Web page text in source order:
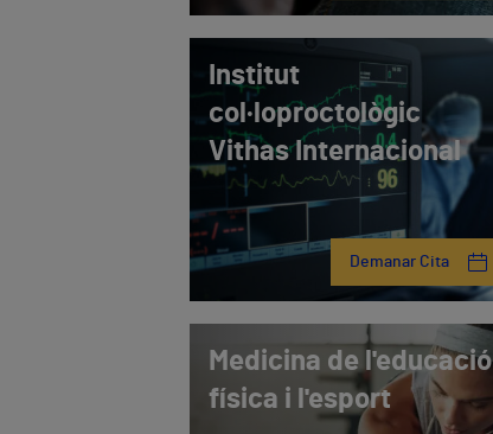
Institut
col·loproctològic
Vithas Internacional
Demanar Cita
Medicina de l'educació
física i l'esport